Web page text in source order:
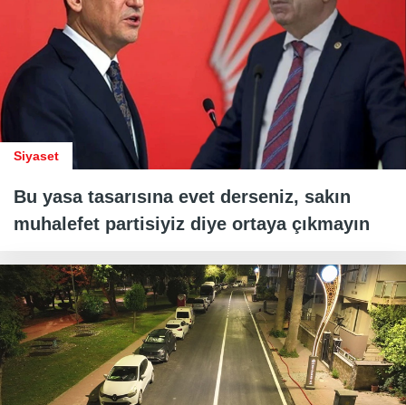
Siyaset
Bu yasa tasarısına evet derseniz, sakın
muhalefet partisiyiz diye ortaya çıkmayın